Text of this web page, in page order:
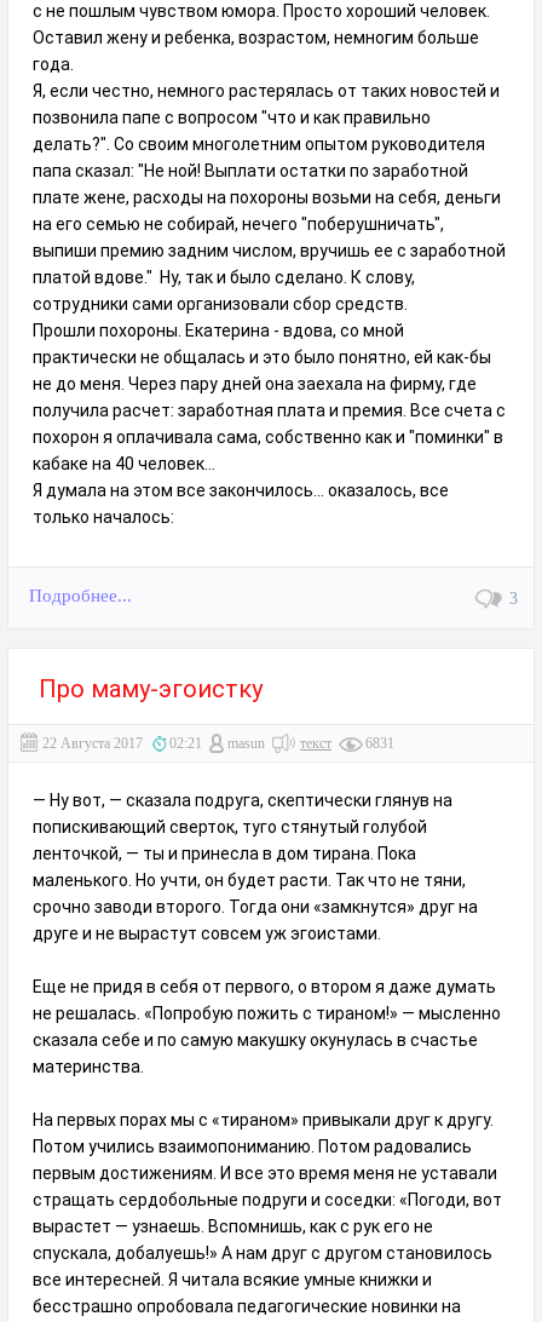
с не пошлым чувством юмора. Просто хороший человек.
Оставил жену и ребенка, возрастом, немногим больше
года.
Я, если честно, немного растерялась от таких новостей и
позвонила папе с вопросом "что и как правильно
делать?". Со своим многолетним опытом руководителя
папа сказал: "Не ной! Выплати остатки по заработной
плате жене, расходы на похороны возьми на себя, деньги
на его семью не собирай, нечего "поберушничать",
выпиши премию задним числом, вручишь ее с заработной
платой вдове." Ну, так и было сделано. К слову,
сотрудники сами организовали сбор средств.
Прошли похороны. Екатерина - вдова, со мной
практически не общалась и это было понятно, ей как-бы
не до меня. Через пару дней она заехала на фирму, где
получила расчет: заработная плата и премия. Все счета с
похорон я оплачивала сама, собственно как и "поминки" в
кабаке на 40 человек...
Я думала на этом все закончилось... оказалось, все
только началось:
Подробнее... 3
Про маму-эгоистку
22 Августа 2017 02:21 masun текст 6831
— Ну вот, — сказала подруга, скептически глянув на
попискивающий сверток, туго стянутый голубой
ленточкой, — ты и принесла в дом тирана. Пока
маленького. Но учти, он будет расти. Так что не тяни,
срочно заводи второго. Тогда они «замкнутся» друг на
друге и не вырастут совсем уж эгоистами.
Еще не придя в себя от первого, о втором я даже думать
не решалась. «Попробую пожить с тираном!» — мысленно
сказала себе и по самую макушку окунулась в счастье
материнства.
На первых порах мы с «тираном» привыкали друг к другу.
Потом учились взаимопониманию. Потом радовались
первым достижениям. И все это время меня не уставали
стращать сердобольные подруги и соседки: «Погоди, вот
вырастет — узнаешь. Вспомнишь, как с рук его не
спускала, добалуешь!» А нам друг с другом становилось
все интересней. Я читала всякие умные книжки и
бесстрашно опробовала педагогические новинки на